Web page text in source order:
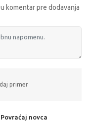
komentar pre dodavanja
primer
Povraćaj novca